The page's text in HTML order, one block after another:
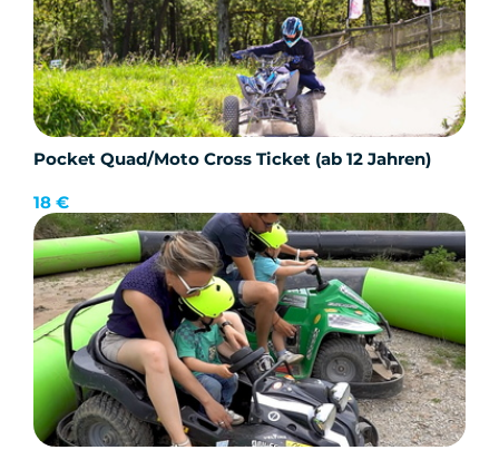
Pocket Quad/Moto Cross Ticket (ab 12 Jahren)
18 €